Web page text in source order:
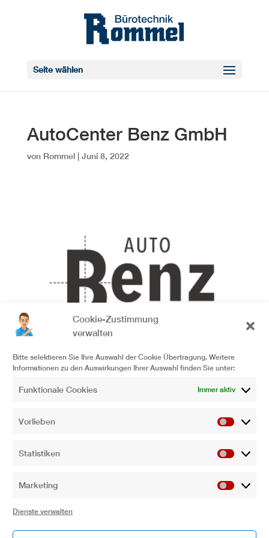
Cookie-Zustimmung
verwalten
Bitte selektieren Sie Ihre Auswahl der Cookie Übertragung. Weitere
Informationen zu den Auswirkungen Ihrer Auswahl finden Sie unter:
Funktionale Cookies Immer aktiv
Vorlieben
Statistiken
Marketing
Dienste verwalten
Seite wählen
AutoCenter Benz GmbH
von Rommel| Juni 8, 2022
Wir sind seit mehr als 20 Jahren zufriedener Kunde bei
Allem fachlich kompetent beraten und bedient.
werden schnell und kostengünstig ausgeführt.
Wir freuen uns auf viele weitere Jahre